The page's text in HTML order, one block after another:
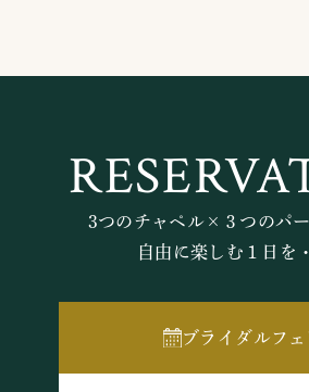
3つのチャペル×３つのパー
自由に楽しむ１日を
ブライダルフェ